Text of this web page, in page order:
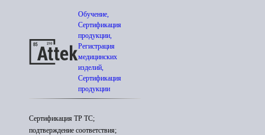
Обучение,
Сертификация
продукции,
Регистрация
медицинских
изделий,
Сертификация
продукции
Сертификация ТР ТС;
подтверждение соответствия;